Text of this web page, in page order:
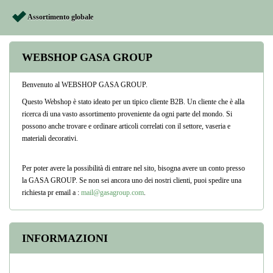
Assortimento globale
WEBSHOP GASA GROUP
Benvenuto al WEBSHOP GASA GROUP.
Questo Webshop è stato ideato per un tipico cliente B2B. Un cliente che è alla
ricerca di una vasto assortimento proveniente da ogni parte del mondo. Si
possono anche trovare e ordinare articoli correlati con il settore, vaseria e
materiali decorativi.
Per poter avere la possibilità di entrare nel sito, bisogna avere un conto presso
la GASA GROUP. Se non sei ancora uno dei nostri clienti, puoi spedire una
richiesta pr email a : mail@gasagroup.com
INFORMAZIONI